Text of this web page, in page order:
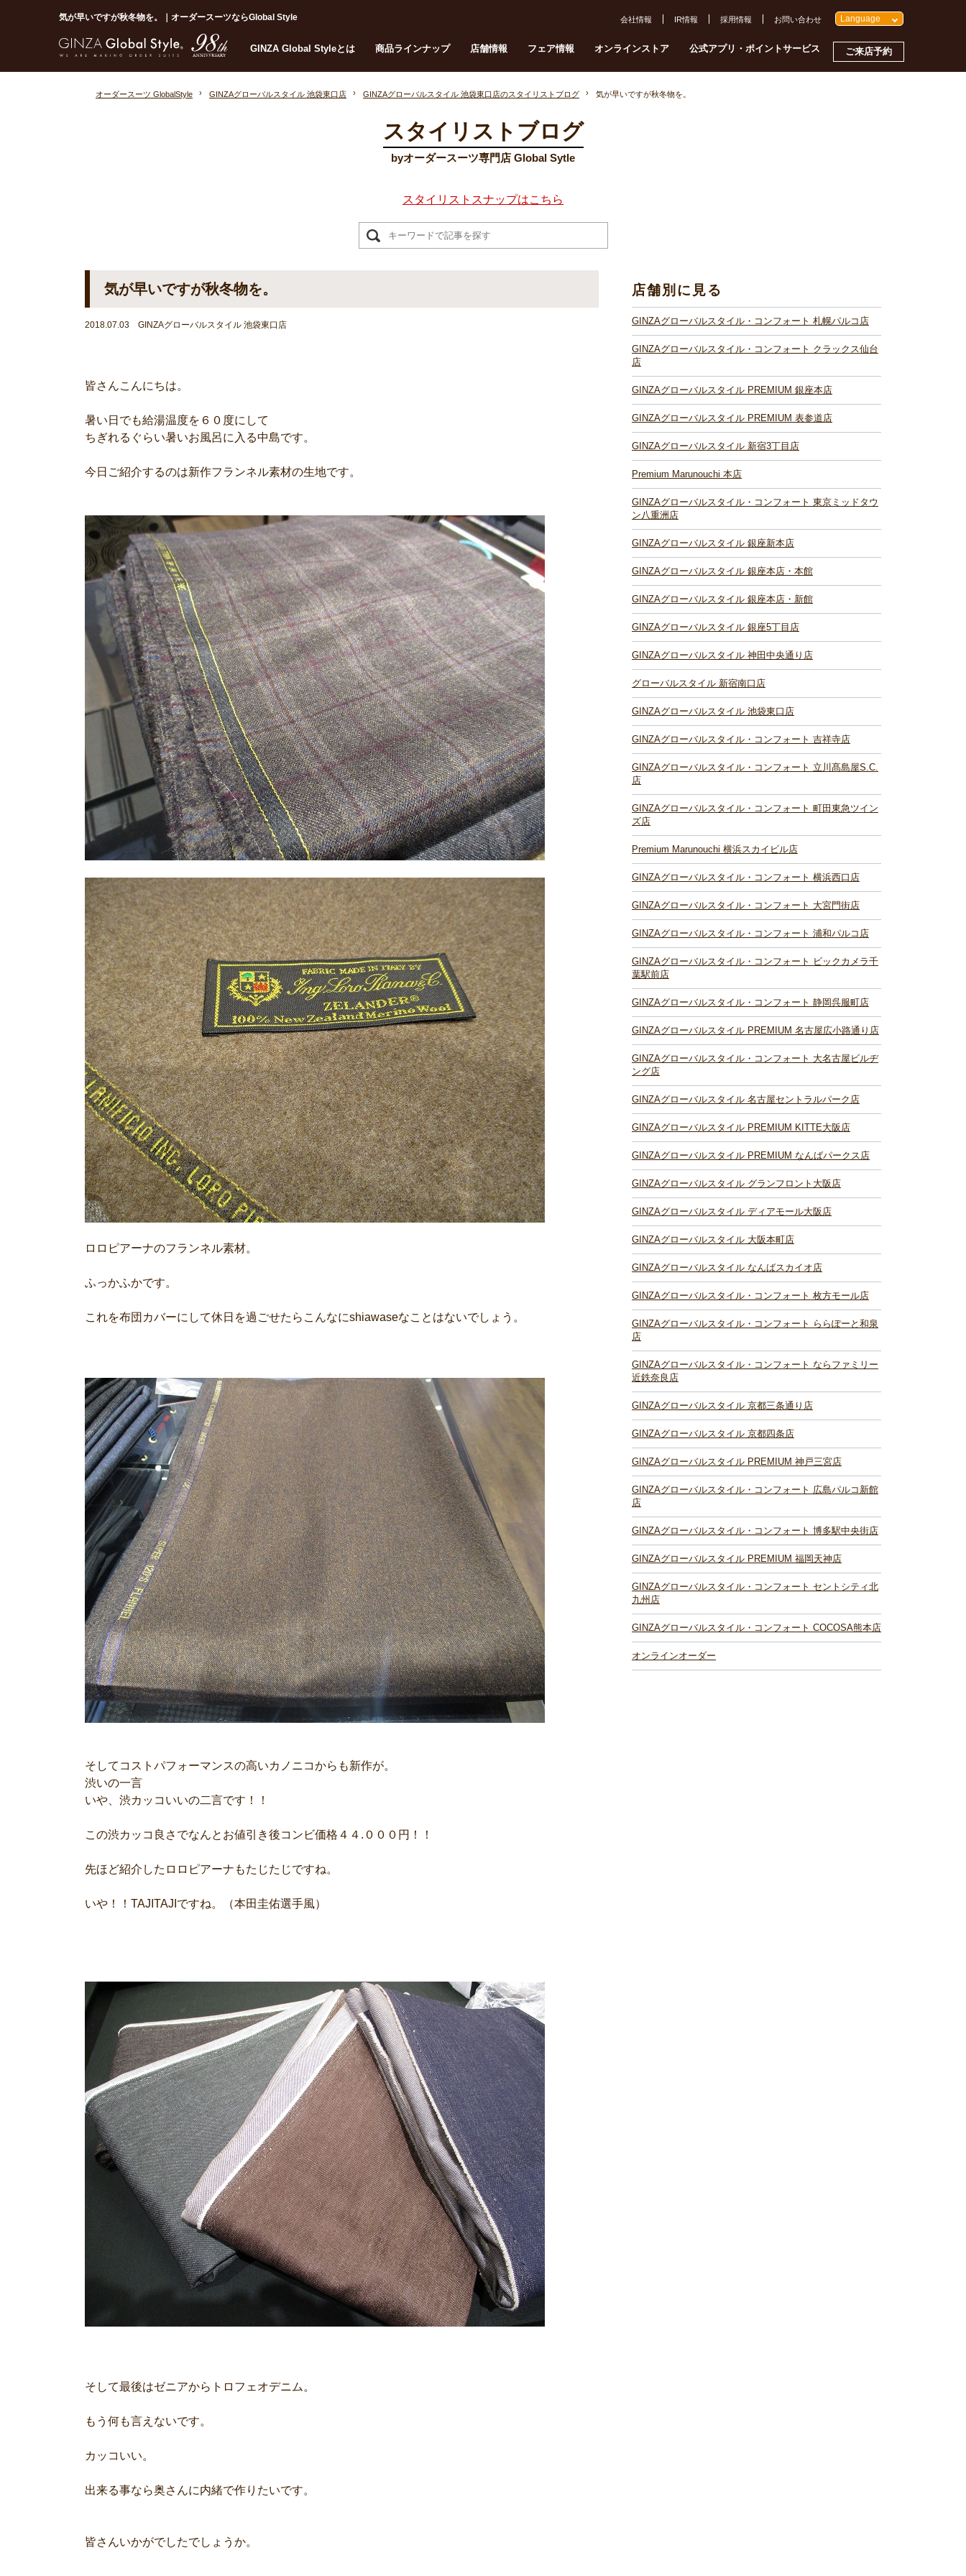
気が早いですが秋冬物を。｜オーダースーツならGlobal Style
GINZA Global Styleとは 商品ラインナップ 店舗情報 フェア情報 オンラインストア 公式アプリ・ポイントサービス ご来店予約
会社情報 IR情報 採用情報 お問い合わせ Language
オーダースーツ GlobalStyle GINZAグローバルスタイル 池袋東口店 GINZAグローバルスタイル 池袋東口店のスタイリストブログ 気が早いですが秋冬物を。
スタイリストブログ
byオーダースーツ専門店 Global Sytle
スタイリストスナップはこちら
気が早いですが秋冬物を。
2018.07.03 GINZAグローバルスタイル 池袋東口店
皆さんこんにちは。
暑い日でも給湯温度を６０度にして
ちぎれるぐらい暑いお風呂に入る中島です。
今日ご紹介するのは新作フランネル素材の生地です。
ロロピアーナのフランネル素材。
ふっかふかです。
これを布団カバーにして休日を過ごせたらこんなにshiawaseなことはないでしょう。
そしてコストパフォーマンスの高いカノニコからも新作が。
渋いの一言
いや、渋カッコいいの二言です！！
この渋カッコ良さでなんとお値引き後コンビ価格４４.０００円！！
先ほど紹介したロロピアーナもたじたじですね。
いや！！TAJITAJIですね。（本田圭佑選手風）
そして最後はゼニアからトロフェオデニム。
もう何も言えないです。
カッコいい。
出来る事なら奥さんに内緒で作りたいです。
皆さんいかがでしたでしょうか。
店舗別に見る
GINZAグローバルスタイル・コンフォート 札幌パルコ店
GINZAグローバルスタイル・コンフォート クラックス仙台
店
GINZAグローバルスタイル PREMIUM 銀座本店
GINZAグローバルスタイル PREMIUM 表参道店
GINZAグローバルスタイル 新宿3丁目店
Premium Marunouchi 本店
GINZAグローバルスタイル・コンフォート 東京ミッドタウ
ン八重洲店
GINZAグローバルスタイル 銀座新本店
GINZAグローバルスタイル 銀座本店・本館
GINZAグローバルスタイル 銀座本店・新館
GINZAグローバルスタイル 銀座5丁目店
GINZAグローバルスタイル 神田中央通り店
グローバルスタイル 新宿南口店
GINZAグローバルスタイル 池袋東口店
GINZAグローバルスタイル・コンフォート 吉祥寺店
GINZAグローバルスタイル・コンフォート 立川髙島屋S.C.
店
GINZAグローバルスタイル・コンフォート 町田東急ツイン
ズ店
Premium Marunouchi 横浜スカイビル店
GINZAグローバルスタイル・コンフォート 横浜西口店
GINZAグローバルスタイル・コンフォート 大宮門街店
GINZAグローバルスタイル・コンフォート 浦和パルコ店
GINZAグローバルスタイル・コンフォート ビックカメラ千
葉駅前店
GINZAグローバルスタイル・コンフォート 静岡呉服町店
GINZAグローバルスタイル PREMIUM 名古屋広小路通り店
GINZAグローバルスタイル・コンフォート 大名古屋ビルヂ
ング店
GINZAグローバルスタイル 名古屋セントラルパーク店
GINZAグローバルスタイル PREMIUM KITTE大阪店
GINZAグローバルスタイル PREMIUM なんばパークス店
GINZAグローバルスタイル グランフロント大阪店
GINZAグローバルスタイル ディアモール大阪店
GINZAグローバルスタイル 大阪本町店
GINZAグローバルスタイル なんばスカイオ店
GINZAグローバルスタイル・コンフォート 枚方モール店
GINZAグローバルスタイル・コンフォート ららぽーと和泉
店
GINZAグローバルスタイル・コンフォート ならファミリー
近鉄奈良店
GINZAグローバルスタイル 京都三条通り店
GINZAグローバルスタイル 京都四条店
GINZAグローバルスタイル PREMIUM 神戸三宮店
GINZAグローバルスタイル・コンフォート 広島パルコ新館
店
GINZAグローバルスタイル・コンフォート 博多駅中央街店
GINZAグローバルスタイル PREMIUM 福岡天神店
GINZAグローバルスタイル・コンフォート セントシティ北
九州店
GINZAグローバルスタイル・コンフォート COCOSA熊本店
オンラインオーダー